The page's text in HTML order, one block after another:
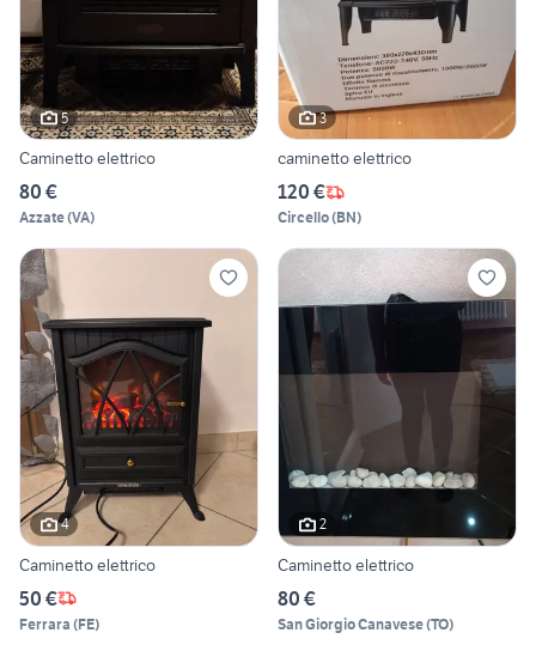
5
Caminetto elettrico
80 €
Azzate(VA)
3
caminetto elettrico
120 €
Circello(BN)
4
Caminetto elettrico
50 €
Ferrara (FE)
2
Caminetto elettrico
80 €
San Giorgio Canavese(TO)